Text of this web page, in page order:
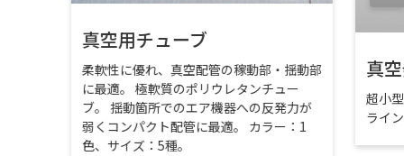
真空用チューブ
柔軟性に優れ、真空配管の稼動部・揺動部
に最適。 極軟質のポリウレタンチュー
ブ。 揺動箇所でのエア機器への反発力が
弱くコンパクト配管に最適。 カラー：1
色、サイズ：5種。
真
超小
ライ